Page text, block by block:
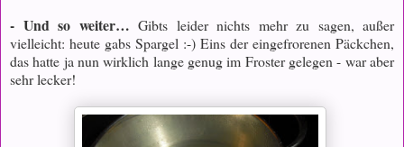
- Und so weiter… Gibts leider nichts mehr zu sagen, außer
vielleicht: heute gabs Spargel :-) Eins der eingefrorenen Päckchen,
das hatte ja nun wirklich lange genug im Froster gelegen - war aber
sehr lecker!